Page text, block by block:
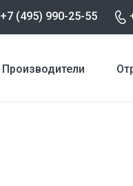
+7 (495) 990-25-55
Производители